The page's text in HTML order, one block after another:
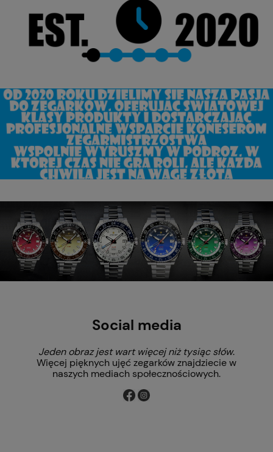
Social media
Jeden obraz jest wart więcej niż tysiąc słów.
Więcej pięknych ujęć zegarków znajdziecie w
naszych mediach społecznościowych.